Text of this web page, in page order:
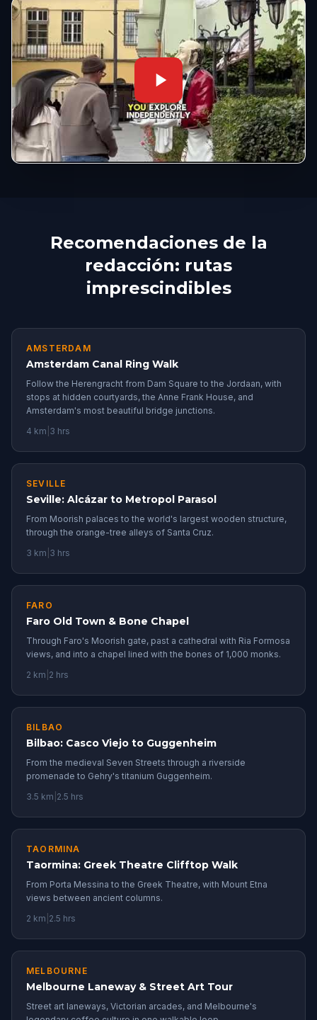
Recomendaciones de la
redacción: rutas
imprescindibles
AMSTERDAM
Amsterdam Canal Ring Walk
Follow the Herengracht from Dam Square to the Jordaan, with
stops at hidden courtyards, the Anne Frank House, and
Amsterdam's most beautiful bridge junctions.
4 km 3 hrs
SEVILLE
Seville: Alcázar to Metropol Parasol
From Moorish palaces to the world's largest wooden structure,
through the orange-tree alleys of Santa Cruz.
3 km 3 hrs
FARO
Faro Old Town & Bone Chapel
Through Faro's Moorish gate, past a cathedral with Ria Formosa
views, and into a chapel lined with the bones of 1,000 monks.
2 km 2 hrs
BILBAO
Bilbao: Casco Viejo to Guggenheim
From the medieval Seven Streets through a riverside
promenade to Gehry's titanium Guggenheim.
3.5 km 2.5 hrs
TAORMINA
Taormina: Greek Theatre Clifftop Walk
From Porta Messina to the Greek Theatre, with Mount Etna
views between ancient columns.
2 km 2.5 hrs
MELBOURNE
Melbourne Laneway & Street Art Tour
Street art laneways, Victorian arcades, and Melbourne's